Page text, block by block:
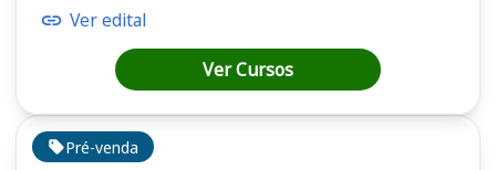
Pré-venda
Ver edital
Ver Cursos